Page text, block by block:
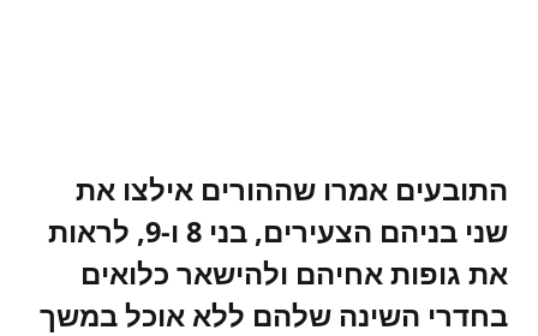
התובעים אמרו שההורים אילצו את
שני בניהם הצעירים, בני 8 ו-9, לראות
את גופות אחיהם ולהישאר כלואים
בחדרי השינה שלהם ללא אוכל במשך